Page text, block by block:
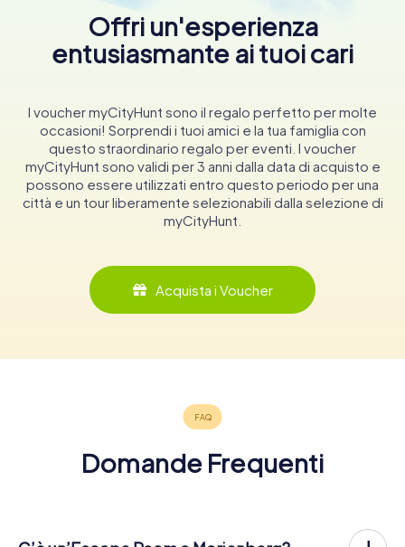
Offri un'esperienza
entusiasmante ai tuoi cari
I voucher myCityHunt sono il regalo perfetto per molte
occasioni! Sorprendi i tuoi amici e la tua famiglia con
questo straordinario regalo per eventi. I voucher
myCityHunt sono validi per 3 anni dalla data di acquisto e
possono essere utilizzati entro questo periodo per una
città e un tour liberamente selezionabili dalla selezione di
myCityHunt.
Acquista i Voucher
Domande Frequenti